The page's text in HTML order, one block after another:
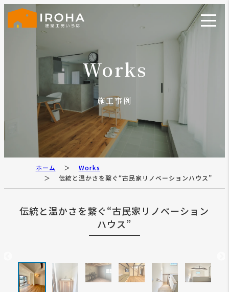
Works
施工事例
ホーム
Works
伝統と温かさを繋ぐ“古民家リノベーションハウス”
伝統と温かさを繋ぐ“古民家リノベーション
ハウス”